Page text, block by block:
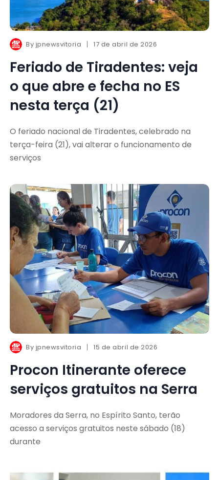
By jpnewsvitoria 17 de abril de 2026
Feriado de Tiradentes: veja
o que abre e fecha no ES
nesta terça (21)
O feriado nacional de Tiradentes, celebrado na
terça-feira (21), vai alterar o funcionamento de
serviços
By jpnewsvitoria 15 de abril de 2026
Procon Itinerante oferece
serviços gratuitos na Serra
Moradores da Serra, no Espírito Santo, terão
acesso a serviços gratuitos neste sábado (18)
durante